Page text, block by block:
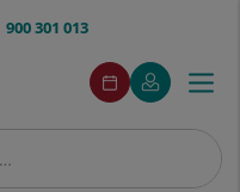
900 301 013
menuAcceso
Pedir
cita
Este
enlace
se
en
Mi
Quirónsalud
Este
enlace
se
en
ventana
nueva.
Menú